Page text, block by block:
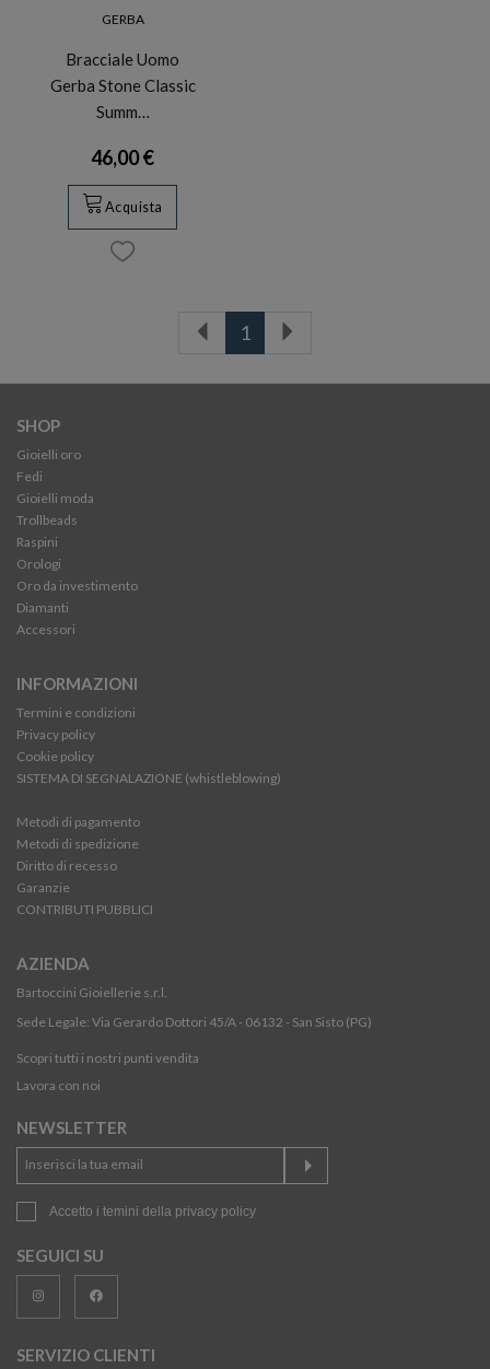
GERBA
Bracciale Uomo
Gerba Stone Classic
Summ…
46,00 €
Acquista
1
SHOP
Gioielli oro
Fedi
Gioielli moda
Trollbeads
Raspini
Orologi
Oro da investimento
Diamanti
Accessori
INFORMAZIONI
Termini e condizioni
Privacy policy
Cookie policy
SISTEMA DI SEGNALAZIONE (whistleblowing)
Metodi di pagamento
Metodi di spedizione
Diritto di recesso
Garanzie
CONTRIBUTI PUBBLICI
AZIENDA
Bartoccini Gioiellerie s.r.l.
Sede Legale: Via Gerardo Dottori 45/A - 06132 - San Sisto (PG)
Scopri tutti i nostri punti vendita
Lavora con noi
NEWSLETTER
Accetto i temini della privacy policy
SEGUICI SU
SERVIZIO CLIENTI